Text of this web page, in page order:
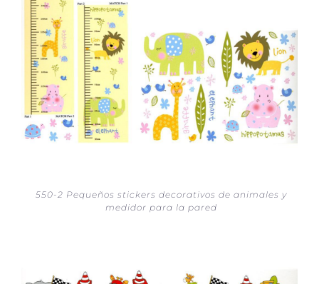
550-2 Pequeños stickers decorativos de animales y
medidor para la pared